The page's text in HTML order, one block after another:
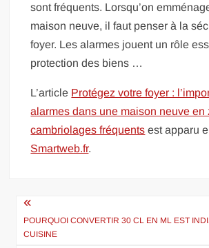
sont fréquents. Lorsqu’on
maison neuve, il faut penser à la
foyer. Les alarmes jouent un rôle
protection des biens …
L’article Protégez votre foyer :
alarmes dans une maison neuve en
cambriolages fréquents est apparu
Smartweb.fr.
Navigation
de
POURQUOI CONVERTIR 30 CL EN ML EST
CUISINE